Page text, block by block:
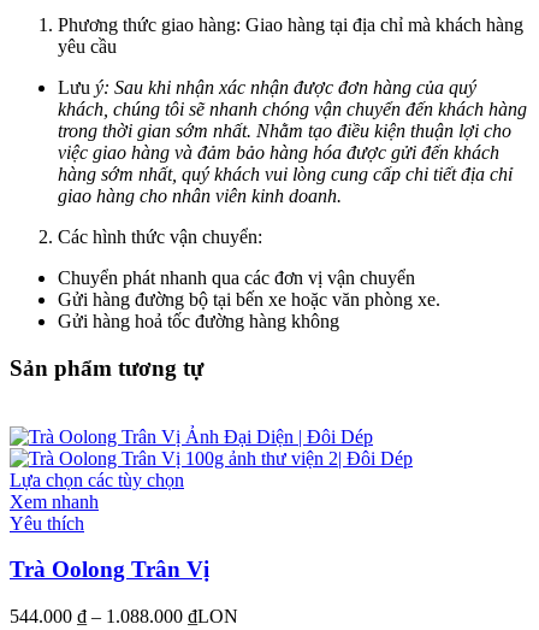
Phương thức giao hàng: Giao hàng tại địa chỉ mà khách hàng
yêu cầu
Lưu ý: Sau khi nhận xác nhận được đơn hàng của quý
khách, chúng tôi sẽ nhanh chóng vận chuyển đến khách hàng
trong thời gian sớm nhất. Nhằm tạo điều kiện thuận lợi cho
việc giao hàng và đảm bảo hàng hóa được gửi đến khách
hàng sớm nhất, quý khách vui lòng cung cấp chi tiết địa chỉ
giao hàng cho nhân viên kinh doanh.
Các hình thức vận chuyển:
Chuyển phát nhanh qua các đơn vị vận chuyển
Gửi hàng đường bộ tại bến xe hoặc văn phòng xe.
Gửi hàng hoả tốc đường hàng không
Sản phẩm tương tự
Lựa chọn các tùy chọn
Xem nhanh
Yêu thích
Trà Oolong Trân Vị
544.000 ₫ – 1.088.000 ₫LON